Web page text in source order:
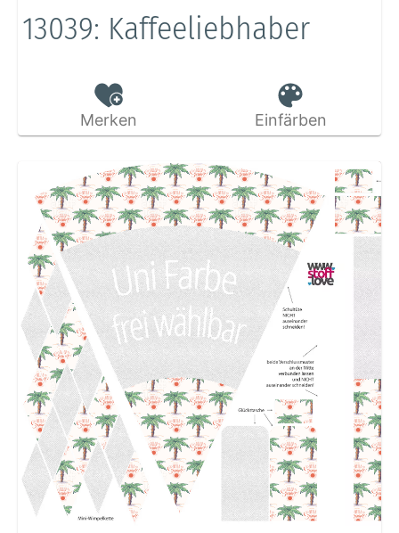
13039: Kaffeeliebhaber
Merken Einfärben